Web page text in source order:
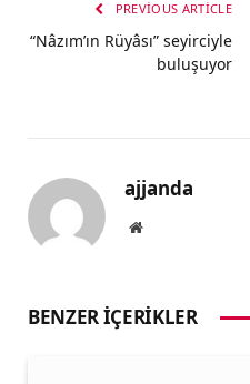
PREVIOUS ARTICLE
“Nâzım’ın Rüyâsı” seyirciyle
buluşuyor
ajjanda
Website
BENZER İÇERIKLER